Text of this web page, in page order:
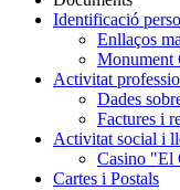
Identificació
Enllaços
Monument
Activitat
Dades
Factures i
Activitat social i
Casino "El
Cartes i Postals